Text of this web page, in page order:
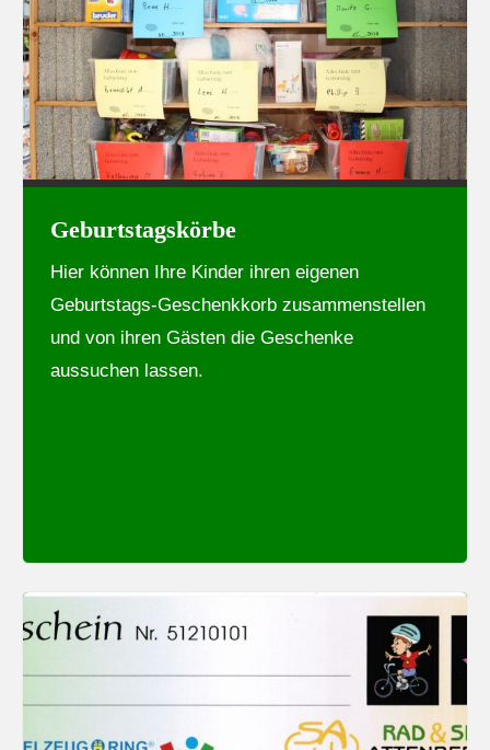
Geburtstagskörbe
Hier können Ihre Kinder ihren eigenen
Geburtstags-Geschenkkorb zusammenstellen
und von ihren Gästen die Geschenke
aussuchen lassen.